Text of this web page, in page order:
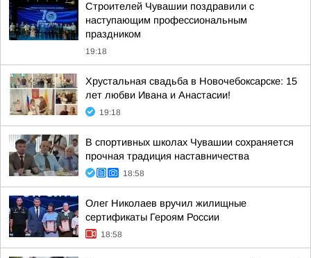
Строителей Чувашии поздравили с
наступающим профессиональным
праздником
19:18
Хрустальная свадьба в Новочебоксарске: 15
лет любви Ивана и Анастасии!
19:18
В спортивных школах Чувашии сохраняется
прочная традиция наставничества
18:58
Олег Николаев вручил жилищные
сертификаты Героям России
18:58